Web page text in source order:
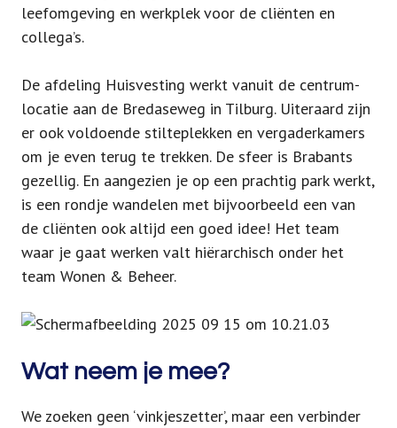
leefomgeving en werkplek voor de cliënten en
collega’s.
De afdeling Huisvesting werkt vanuit de centrum-
locatie aan de Bredaseweg in Tilburg. Uiteraard zijn
er ook voldoende stilteplekken en vergaderkamers
om je even terug te trekken. De sfeer is Brabants
gezellig. En aangezien je op een prachtig park werkt,
is een rondje wandelen met bijvoorbeeld een van
de cliënten ook altijd een goed idee! Het team
waar je gaat werken valt hiërarchisch onder het
team Wonen & Beheer.
Wat neem je mee?
We zoeken geen ‘vinkjeszetter’, maar een verbinder